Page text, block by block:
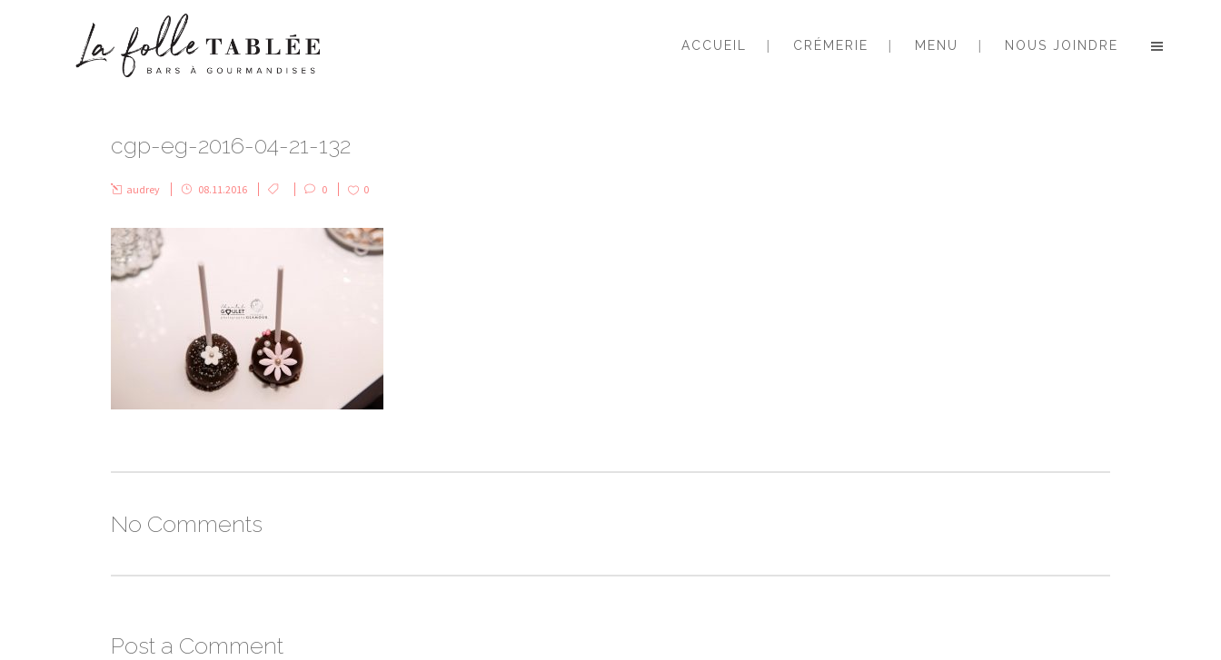
ACCUEIL CRÉMERIE MENU NOUS JOINDRE
cgp-eg-2016-04-21-132
audrey 08.11.2016 0 0
No Comments
Post a Comment